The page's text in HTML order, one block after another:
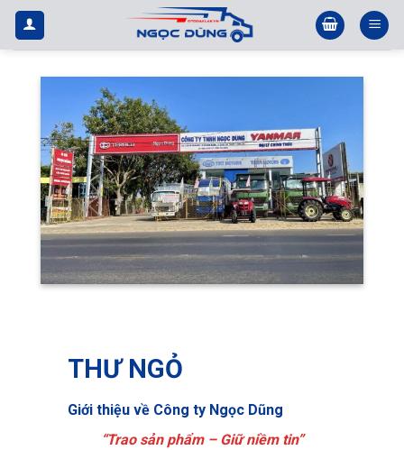
Bỏ
qua
nội
THƯ NGỎ
Giới thiệu về Công ty Ngọc Dũng
“Trao sản phẩm – Giữ niềm tin”